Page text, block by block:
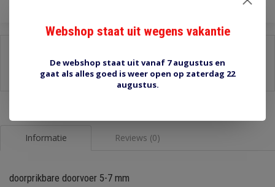
Stel een vraag over dit product
Afdrukken
Informatie Reviews (0)
doorprikbare doorvoer 5-7 mm
Webshop staat uit wegens vakantie
De webshop staat uit vanaf 7 augustus en
gaat als alles goed is weer open op zaterdag 22
augustus.